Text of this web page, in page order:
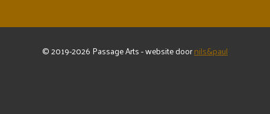
© 2019-2026 Passage Arts - website doornils&paul